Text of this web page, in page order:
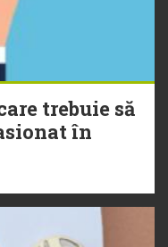
trebuie să
în